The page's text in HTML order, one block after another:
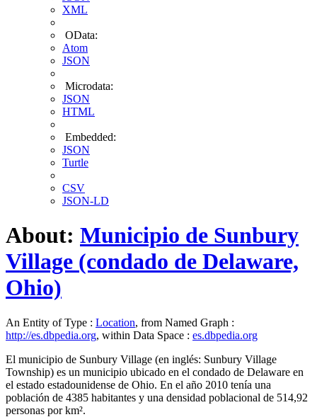
XML
OData:
Atom
JSON
Microdata:
JSON
HTML
Embedded:
JSON
Turtle
CSV
JSON-LD
About: Municipio de Sunbury
Village (condado de Delaware,
Ohio)
An Entity of Type : Location, from Named Graph :
http://es.dbpedia.org, within Data Space : es.dbpedia.org
El municipio de Sunbury Village (en inglés: Sunbury Village
Township) es un municipio ubicado en el condado de Delaware en
el estado estadounidense de Ohio. En el año 2010 tenía una
población de 4385 habitantes y una densidad poblacional de 514,92
personas por km².​